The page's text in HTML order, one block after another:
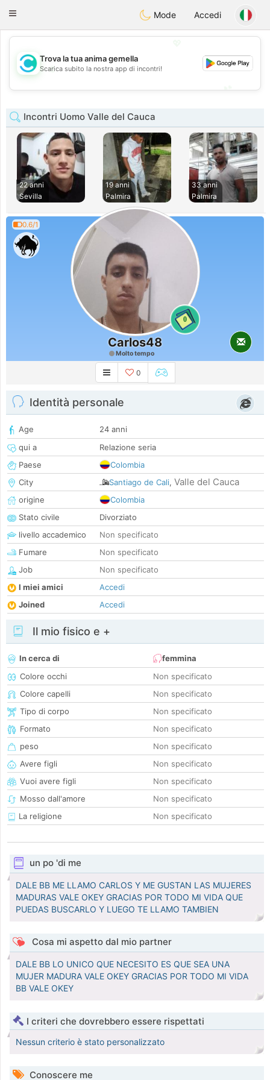
olombiaCitas
Toggle
Mode Accedi
💖
💕
Trova la tua anima gemella
Scarica subito la nostra app di incontri!
Incontri Uomo Valle del Cauca
22 anni
Sevilla
19 anni
Palmira
33 anni
Palmira
0.6/1
0
Carlos48
Molto tempo
0
Identità personale
Age
24 anni
qui a
Relazione seria
Paese
Colombia
City
Santiago de Cali, Valle del Cauca
origine
Colombia
Stato civile
Divorziato
livello accademico
Non specificato
Fumare
Non specificato
Job
Non specificato
I miei amici
Accedi
Joined
Accedi
Il mio fisico e +
In cerca di
femmina
Colore occhi
Non specificato
Colore capelli
Non specificato
Tipo di corpo
Non specificato
Formato
Non specificato
peso
Non specificato
Avere figli
Non specificato
Vuoi avere figli
Non specificato
Mosso dall'amore
Non specificato
La religione
Non specificato
un po 'di me
DALE BB ME LLAMO CARLOS Y ME GUSTAN LAS MUJERES
MADURAS VALE OKEY GRACIAS POR TODO MI VIDA QUE
PUEDAS BUSCARLO Y LUEGO TE LLAMO TAMBIEN
Cosa mi aspetto dal mio partner
DALE BB LO UNICO QUE NECESITO ES QUE SEA UNA
MUJER MADURA VALE OKEY GRACIAS POR TODO MI VIDA
BB VALE OKEY
I criteri che dovrebbero essere rispettati
Nessun criterio è stato personalizzato
Conoscere me